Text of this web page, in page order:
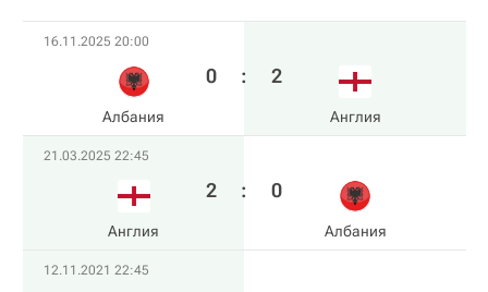
16.11.2025 20:00
Албания
0 : 2
Англия
21.03.2025 22:45
Англия
2 : 0
Албания
12.11.2021 22:45